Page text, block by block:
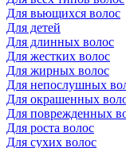
Для вьющихся волос
Для детей
Для длинных волос
Для жестких волос
Для жирных волос
Для непослушных
Для окрашенных
Для поврежденных
Для роста волос
Для сухих волос